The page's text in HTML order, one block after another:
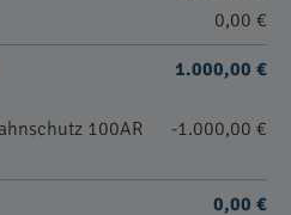
0,00 €
1.000,00 €
100AR
-1.000,00 €
0,00 €